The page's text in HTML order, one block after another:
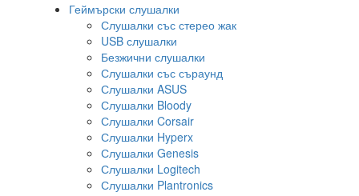
Геймърски слушалки
Слушалки със стерео жак
USB слушалки
Безжични слушалки
Слушалки със съраунд
Слушалки ASUS
Слушалки Bloody
Слушалки Corsair
Слушалки Hyperx
Слушалки Genesis
Слушалки Logitech
Слушалки Plantronics